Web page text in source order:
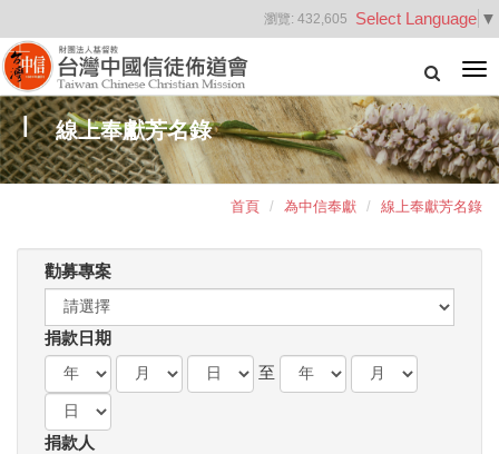
Select Language ▼
瀏覽: 432,605
線上奉獻芳名錄
首頁 為中信奉獻 線上奉獻芳名錄
勸募專案
捐款日期
至
捐款人